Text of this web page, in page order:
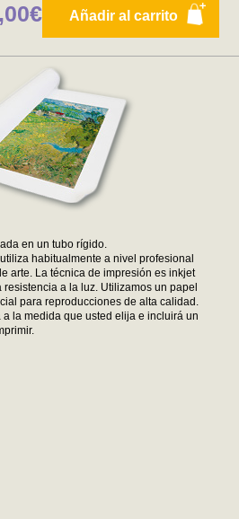
Añadir al carrito
en un tubo rígido.
habitualmente a nivel profesional
arte. La técnica de impresión es inkjet
a la luz. Utilizamos un papel
para reproducciones de alta calidad.
la medida que usted elija e incluirá un